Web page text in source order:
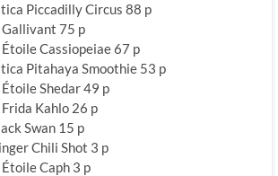
Piccadilly Circus 88 p
75 p
Cassiopeiae 67 p
Pitahaya Smoothie 53 p
Shedar 49 p
Kahlo 26 p
Swan 15 p
Chili Shot 3 p
Caph 3 p